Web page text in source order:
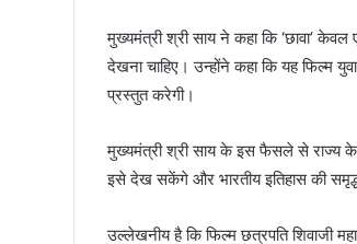
मुख्यमंत्री श्री साय ने कहा कि ‘छावा’
देखना चाहिए। उन्होंने कहा कि यह फिल्म
प्रस्तुत करेगी।
मुख्यमंत्री श्री साय के इस फैसले से राज्य
इसे देख सकेंगे और भारतीय इतिहास की
उल्लेखनीय है कि फिल्म छत्रपति शिवाजी